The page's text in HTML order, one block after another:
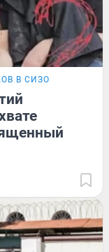
В СИЗО